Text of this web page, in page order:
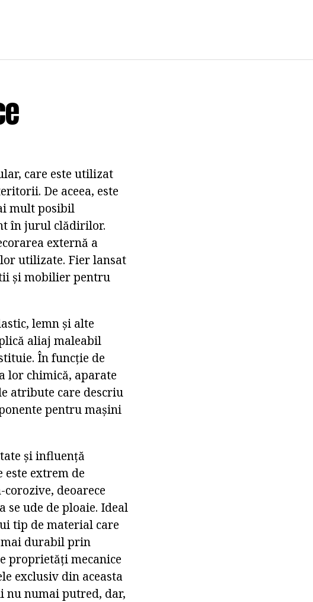
care este utilizat
De aceea, este
mult posibil
în jurul clădirilor.
externă a
utilizate. Fier lansat
și mobilier pentru
lemn și alte
aliaj maleabil
În funcție de
lor chimică, aparate
atribute care descriu
pentru mașini
și influență
este extrem de
deoarece
se ude de ploaie. Ideal
tip de material care
mai durabil prin
proprietăți mecanice
exclusiv din aceasta
nu numai putred, dar,